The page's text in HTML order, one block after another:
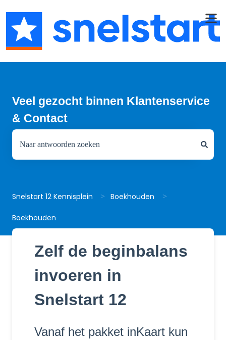
Veel gezocht binnen Klantenservice
& Contact
Snelstart 12 Kennisplein Boekhouden
Boekhouden
Zelf de beginbalans
invoeren in
Snelstart 12
Vanaf het pakket inKaart kun